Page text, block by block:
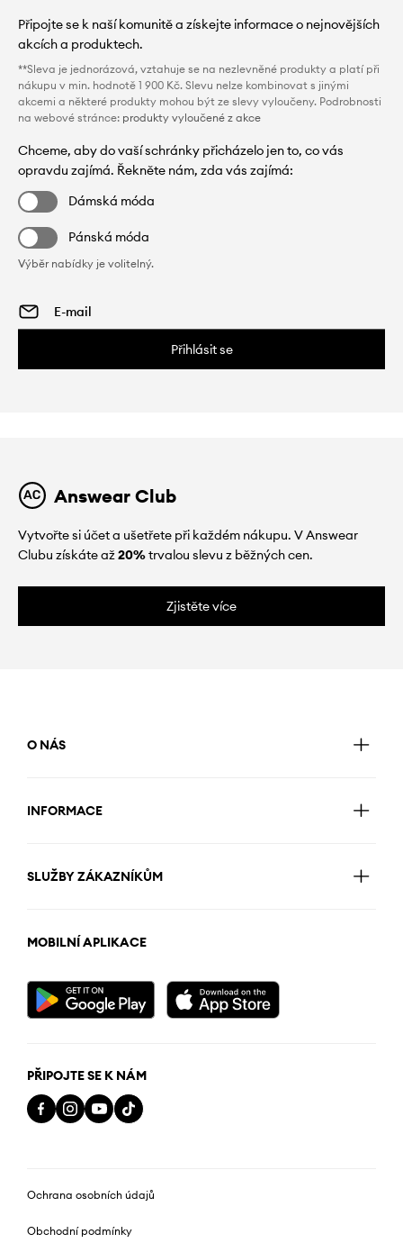
Připojte se k naší komunitě a získejte informace o nejnovějších
akcích a produktech.
**Sleva je jednorázová, vztahuje se na nezlevněné produkty a platí při
nákupu v min. hodnotě 1 900 Kč. Slevu nelze kombinovat s jinými
akcemi a některé produkty mohou být ze slevy vyloučeny. Podrobnosti
na webové stránce: produkty vyloučené z akce
Chceme, aby do vaší schránky přicházelo jen to, co vás
opravdu zajímá. Řekněte nám, zda vás zajímá:
Dámská móda
Pánská móda
Výběr nabídky je volitelný.
Přihlásit se
Answear Club
Vytvořte si účet a ušetřete při každém nákupu. V Answear
Clubu získáte až20%trvalou slevu z běžných cen.
Zjistěte více
O NÁS
INFORMACE
SLUŽBY ZÁKAZNÍKŮM
MOBILNÍ APLIKACE
PŘIPOJTE SE K NÁM
Ochrana osobních údajů
Obchodní podmínky